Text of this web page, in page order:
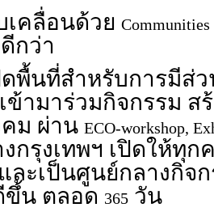
เคลื่อนด้วย
กว่า
ดพื้นที่สำหรับการมีส่ว
ามาร่วมกิจกรรม ส
ม ผ่าน ECO-workshop,
งกรุงเทพฯ เปิดให้ทุ
ละเป็นศูนย์กลางกิ
ขึ้น ตลอด 365 วัน